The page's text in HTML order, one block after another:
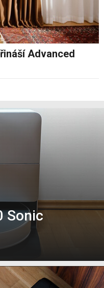
Advanced
Sonic